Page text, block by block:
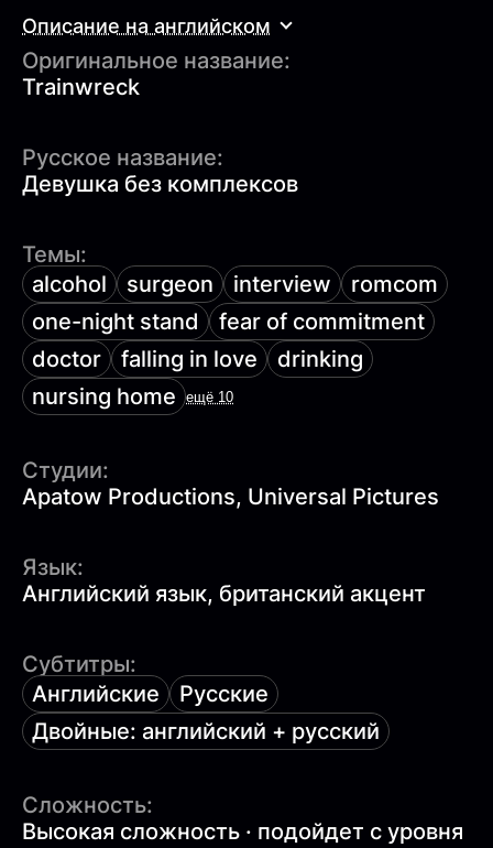
Описание на английском
Оригинальное название:
Trainwreck
Русское название:
Девушка без комплексов
Темы:
alcohol
surgeon interview
romcom
one-night stand
fear of commitment
doctor
falling in love
drinking
nursing home
ещё 10
Студии:
Apatow Productions, Universal Pictures
Язык:
Английский язык, британский акцент
Субтитры:
Английские
Русские
Двойные: английский + русский
Сложность:
Высокая сложность · подойдет с уровня